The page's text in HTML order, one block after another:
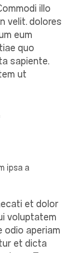
illo
velit. dolores
eum
quo
sapiente.
ut
ipsa a
et dolor
voluptatem
odio aperiam
et dicta